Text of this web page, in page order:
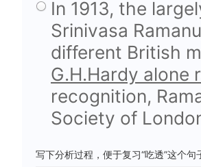
In 1913, the
Srinivasa
different British
G.H.Hardy alone
recognition,
Society of
写下分析过程，便于复习“吃透”这个句